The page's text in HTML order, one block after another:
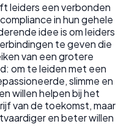
leiders een verbonden
in hun gehele
idee is om leiders
te geven die
van een grotere
om te leiden met een
slimme en
willen helpen bij het
van de toekomst, maar
en beter willen